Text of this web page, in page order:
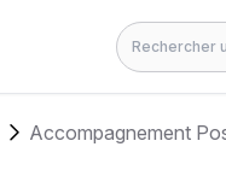
Rechercher
Accompagnement